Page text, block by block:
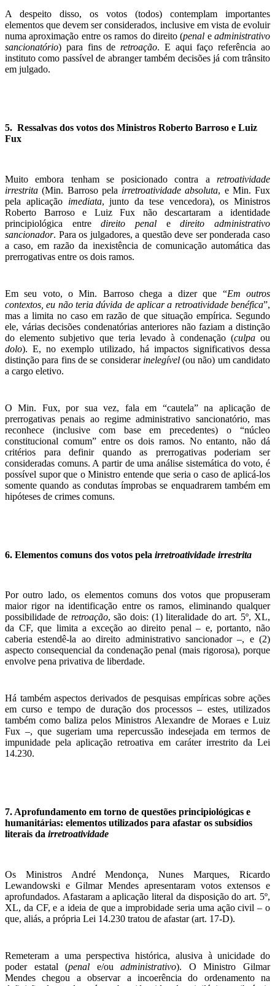
A despeito disso, os votos (todos) contemplam importantes
elementos que devem ser considerados, inclusive em vista de evoluir
numa aproximação entre os ramos do direito (penal eadministrativo
sancionatório) para fins deretroação. E aqui faço referência ao
instituto como passível de abranger também decisões já com trânsito
em julgado.
5. Ressalvas dos votos dos Ministros Roberto Barroso e Luiz
Fux
Muito embora tenham se posicionado contra a retroatividade
irrestrita (Min. Barroso pela irretroatividade absoluta, e Min. Fux
pela aplicação imediata, junto da tese vencedora), os Ministros
Roberto Barroso e Luiz Fux não descartaram a identidade
principiológica entredireito penal edireito administrativo
sancionador. Para os julgadores, a questão deve ser ponderada caso
a caso, em razão da inexistência de comunicação automática das
prerrogativas entre os dois ramos.
Em seu voto, o Min. Barroso chega a dizer que “Em outros
contextos, eu não teria dúvida de aplicar a retroatividade benéfica”,
mas a limita no caso em razão de que situação empírica. Segundo
ele, várias decisões condenatórias anteriores não faziam a distinção
do elemento subjetivo que teria levado à condenação (culpa ou
dolo). E, no exemplo utilizado, há impactos significativos dessa
distinção para fins de se considerar inelegível(ou não) um candidato
a cargo eletivo.
O Min. Fux, por sua vez, fala em “cautela” na aplicação de
prerrogativas penais ao regime administrativo sancionatório, mas
reconhece (inclusive com base em precedentes) o “núcleo
constitucional comum” entre os dois ramos. No entanto, não dá
critérios para definir quando as prerrogativas poderiam ser
consideradas comuns. A partir de uma análise sistemática do voto, é
possível supor que o Ministro entende que seria o caso de aplicá-los
somente quando as condutas ímprobas se enquadrarem também em
hipóteses de crimes comuns.
6. Elementos comuns dos votos pela irretroatividade irrestrita
Por outro lado, os elementos comuns dos votos que propuseram
maior rigor na identificação entre os ramos, eliminando qualquer
possibilidade de retroação, são dois: (1) literalidade do art. 5º, XL,
da CF, que limita a exceção ao direito penal – e, portanto, não
caberia estendê-la ao direito administrativo sancionador –, e (2)
aspecto consequencial da condenação penal (mais rigorosa), porque
envolve pena privativa de liberdade.
Há também aspectos derivados de pesquisas empíricas sobre ações
em curso e tempo de duração dos processos – estes, utilizados
também como baliza pelos Ministros Alexandre de Moraes e Luiz
Fux –, que sugeriam uma repercussão indesejada em termos de
impunidade pela aplicação retroativa em caráter irrestrito da Lei
14.230.
7. Aprofundamento em torno de questões principiológicas e
humanitárias: elementos utilizados para afastar os subsídios
literais da irretroatividade
Os Ministros André Mendonça, Nunes Marques, Ricardo
Lewandowski e Gilmar Mendes apresentaram votos extensos e
aprofundados. Afastaram a aplicação literal da disposição do art. 5º,
XL, da CF, e a ideia de que a improbidade seria uma ação civil – o
que, aliás, a própria Lei 14.230 tratou de afastar (art. 17-D).
Remeteram a uma perspectiva histórica, alusiva à unicidade do
poder estatal (penal e/ouadministrativo). O Ministro Gilmar
Mendes chegou a observar a incoerência do ordenamento na